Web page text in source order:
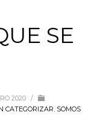
SE
2020 /
CATEGORIZAR, SOMOS